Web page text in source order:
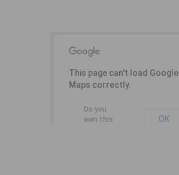
This page can't load Google
Maps correctly.
Do you
own this
OK